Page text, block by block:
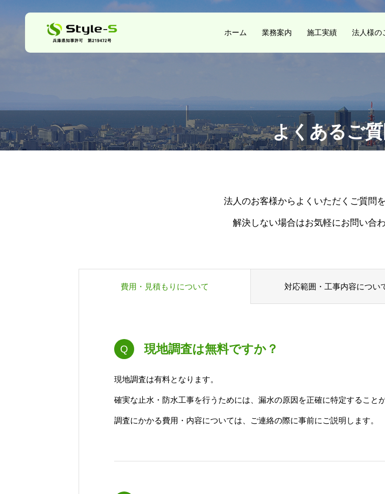
ホーム 業務案内 施工実績 法人様の
よくあるご
法人のお客様からよくいただくご質問
解決しない場合はお気軽にお問い合
費用・見積もりについて 対応範囲・工事内容につい
Q 現地調査は無料ですか？
現地調査は有料となります。
確実な止水・防水工事を行うためには、漏水の原因を正確に特定すること
調査にかかる費用・内容については、ご連絡の際に事前にご説明します。